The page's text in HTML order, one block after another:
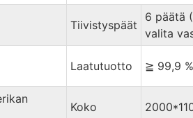
Tiivistyspäät
6 päätä
valita
Laatutuotto ≧ 99,9 %
Koko